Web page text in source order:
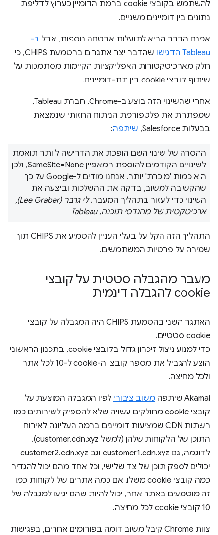
להשתמש בקובצי cookie ברמת הדומיין כערוץ לדליפת
נתונים בין דומיינים משניים.
אמנם הדבר הביא לתועלות אבטחה נוספות, אבל ב-
Tableau הדגישו
שהדבר יצר אתגרים בהטמעת CHIPS, כי
חלק מארכיטקטורות האפליקציות הקיימות מסתמכות על
שיתוף קובצי cookie בין תת-דומיינים.
אחרי שהשינוי הזה בוצע ב-Chrome, חברת Tableau,
שמפתחת את פלטפורמת הניתוח החזותי שנמצאת
בבעלות Salesforce,
שיתפה:
ההסרה של שינוי השם הופכת את הדרישה ליותר תואמת
לשינויים הקודמים להוספת המאפיין SameSite=None, ולכן
היא כמות 'מוכרת' יותר. אנחנו מודים ל-Google על כך
שהקשיבה למשוב, בדקה את ההשלכות וביצעה את
השינוי כדי לעזור בתהליך המעבר.
לי גרבר (Lee Graber),
ארכיטקטית של מהנדסי תוכנה, Tableau
התהליך הזה הקל על בעלי העניין להטמיע את CHIPS תוך
שמירה על פרטיות המשתמשים.
מעבר מהגבלה סטטית על קובצי
cookie להגבלה דינמית
האתגר השני בהטמעת CHIPS היה המגבלה על קובצי
cookie סטטיים.
כדי למנוע ניצול זיכרון גדול בקובצי cookie, בתכנון הראשוני
הוצע להגביל את מספר קובצי ה-cookie ל-10 לכל אתר
ולכל מחיצה.
Akamai שיתפה משוב ציבורי לפיו המגבלה המוצעת על
קובצי cookie מחולקים עשויה שלא להספיק לשירותים כמו
רשתות CDN שמציעות דומיינים ברמה העליונה לאירוח
התוכן של הלקוחות שלהן (למשל customer.cdn.xyz).
לדוגמה, גם customer1.cdn.xyz וגם customer2.cdn.xyz
יכולים לספק תוכן של צד שלישי, וכל אחד מהם יכול להגדיר
כמה קובצי cookie משלו. אם כמה אתרים של לקוחות כמו
זה מוטמעים באתר אחר, יכול להיות שהם יגיעו למגבלה של
10 קובצי cookie לכל מחיצה.
צוות Chrome קיבל משוב דומה בפורומים אחרים, בפגישות